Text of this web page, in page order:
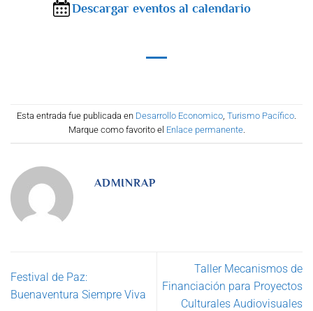
Descargar eventos al calendario
Esta entrada fue publicada en Desarrollo Economico, Turismo Pacífico.
Marque como favorito el Enlace permanente.
ADMINRAP
Festival de Paz:
Buenaventura Siempre Viva
Taller Mecanismos de
Financiación para Proyectos
Culturales Audiovisuales